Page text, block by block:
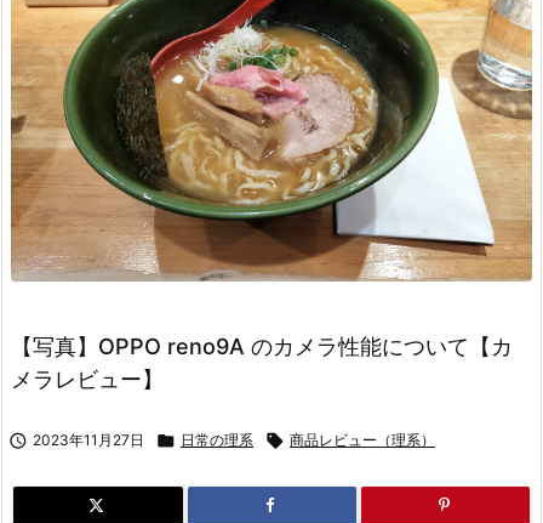
【写真】OPPO reno9A のカメラ性能について【カ
メラレビュー】
 2023年11月27日  日常の理系  商品レビュー（理系）